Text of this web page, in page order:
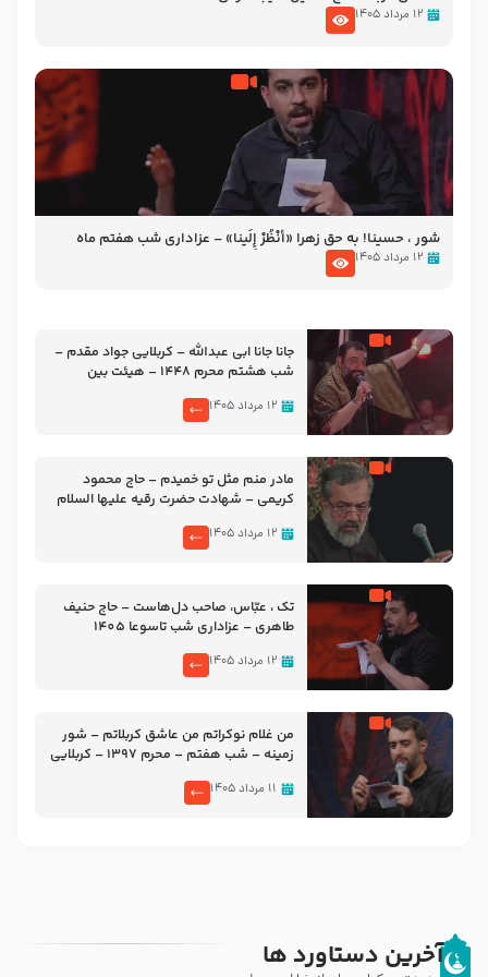
۱۲ مرداد ۱۴۰۵
شور ، حسینا! به‌ حق زهرا «أُنْظُرْ إِلَینا» – عزاداری شب هفتم ماه
محرّم 1405
۱۲ مرداد ۱۴۰۵
جانا جانا ابی عبدالله – کربلایی جواد مقدم –
شب هشتم محرم 1448 – هیئت بین
۱۲ مرداد ۱۴۰۵
مادر منم مثل تو خمیدم – حاج محمود
کریمی – شهادت حضرت رقیه علیها السلام
۱۲ مرداد ۱۴۰۵
تک ، عبّاس، صاحب دل‌هاست – حاج حنیف
طاهری – عزاداری شب تاسوعا 1405
۱۲ مرداد ۱۴۰۵
من غلام نوکراتم من عاشق کربلاتم – شور
زمینه – شب هفتم – محرم 1397 – کربلایی
۱۱ مرداد ۱۴۰۵
آخرین دستاورد ها